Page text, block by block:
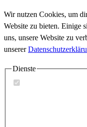
Wir nutzen Cookies, um
Website zu bieten. Einige
uns, unsere Website zu
unserer
Dienste